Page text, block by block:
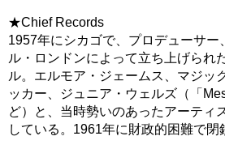
★Chief Records
1957年にシカゴで、プロデューサー
ル・ロンドンによって立ち上げられ
ル。エルモア・ジェームス、マジッ
ッカー、ジュニア・ウェルズ（「
ど）と、当時勢いのあったアーティ
している。1961年に財政的困難で閉